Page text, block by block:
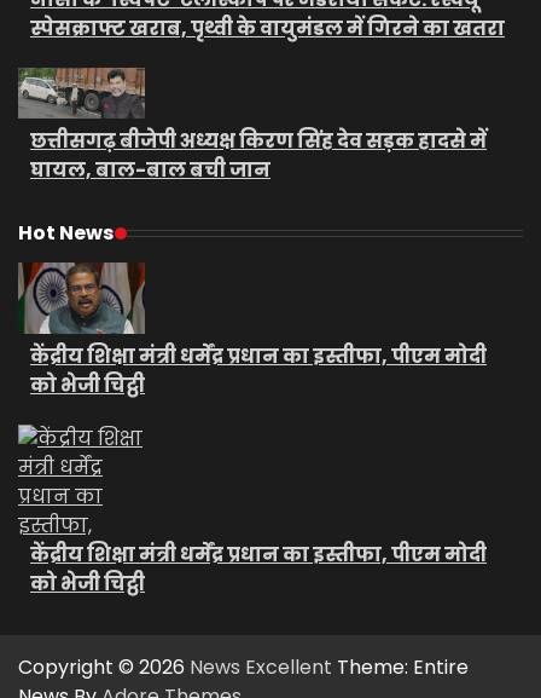
स्पेसक्राफ्ट खराब, पृथ्वी के वायुमंडल में गिरने का खतरा
छत्तीसगढ़ बीजेपी अध्यक्ष किरण सिंह देव सड़क हादसे में
घायल, बाल-बाल बची जान
Hot News
केंद्रीय शिक्षा मंत्री धर्मेंद्र प्रधान का इस्तीफा, पीएम मोदी
को भेजी चिट्ठी
केंद्रीय शिक्षा मंत्री धर्मेंद्र प्रधान का इस्तीफा, पीएम मोदी
को भेजी चिट्ठी
Copyright © 2026 News Excellent Theme: Entire